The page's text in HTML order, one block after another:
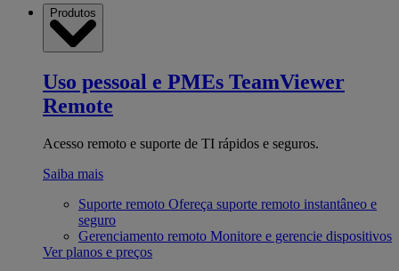
Produtos
Uso pessoal e PMEs TeamViewer
Remote
Acesso remoto e suporte de TI rápidos e seguros.
Saiba mais
Suporte remoto Ofereça suporte remoto instantâneo e
seguro
Gerenciamento remoto Monitore e gerencie dispositivos
Ver planos e preços